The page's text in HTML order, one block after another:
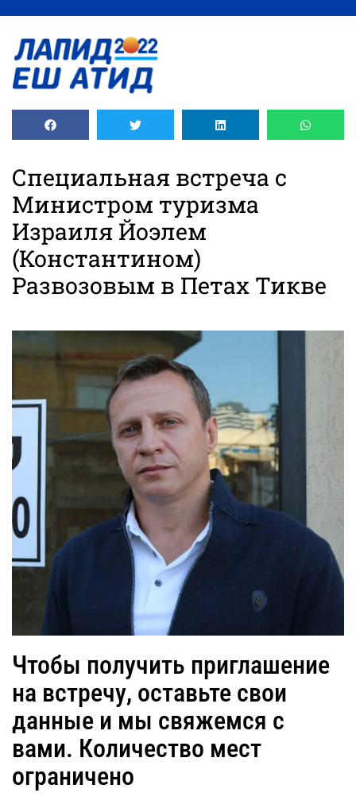
Специальная встреча с
Министром туризма
Израиля Йоэлем
(Константином)
Развозовым в Петах Тикве
Чтобы получить приглашение
на встречу, оставьте свои
данные и мы свяжемся с
вами. Количество мест
ограничено